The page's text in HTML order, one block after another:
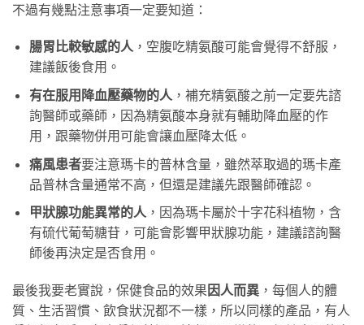
不過有幾點注意事項一定要知道：
腸胃比較敏感的人 ，空腹吃精氨酸可能會覺得不舒服，
建議飯後食用。
有在服用降血壓藥物的人 ，補充精氨酸之前一定要先諮
詢醫師或藥師，因為精氨酸本身就有輔助降血壓的作
用，跟藥物併用可能會讓血壓降太低。
痛風患者要注意瑪卡的普林含量，雖然萃取過的瑪卡產
品普林含量通常不高，但還是建議先跟醫師確認。
甲狀腺功能異常的人 ，因為瑪卡屬於十字花科植物，含
有硫代葡萄糖苷，可能會影響甲狀腺功能，建議諮詢醫
師後再決定是否食用。
最後我要老實說，保健食品的效果因人而異 ，每個人的體
質、生活習慣、飲食狀況都不一樣，所以同樣的產品，有人